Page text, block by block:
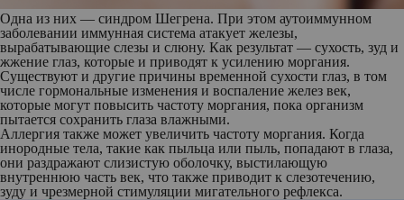
Одна из них — синдром Шегрена. При этом аутоиммунном
заболевании иммунная система атакует железы,
вырабатывающие слезы и слюну. Как результат — сухость, зуд и
жжение глаз, которые и приводят к усилению моргания.
Существуют и другие причины временной сухости глаз, в том
числе гормональные изменения и воспаление желез век,
которые могут повысить частоту моргания, пока организм
пытается сохранить глаза влажными.
Аллергия также может увеличить частоту моргания. Когда
инородные тела, такие как пыльца или пыль, попадают в глаза,
они раздражают слизистую оболочку, выстилающую
внутреннюю часть век, что также приводит к слезотечению,
зуду и чрезмерной стимуляции мигательного рефлекса.